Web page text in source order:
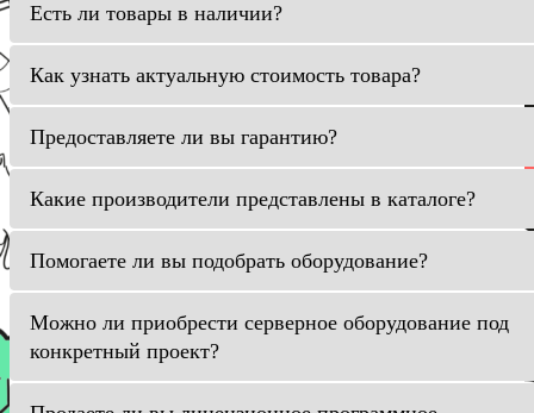
Есть ли товары в наличии?
Как узнать актуальную стоимость товара?
Предоставляете ли вы гарантию?
Какие производители представлены в каталоге?
Помогаете ли вы подобрать оборудование?
Можно ли приобрести серверное оборудование под
конкретный проект?